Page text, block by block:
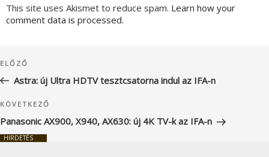
This site uses Akismet to reduce spam. Learn how your
comment data is processed.
navigáció
Korábbi
bejegyzés
ELŐZŐ
Astra: új Ultra HDTV tesztcsatorna indul az IFA-n
Következő
bejegyzés
KÖVETKEZŐ
Panasonic AX900, X940, AX630: új 4K TV-k az IFA-n
HIRDETÉS